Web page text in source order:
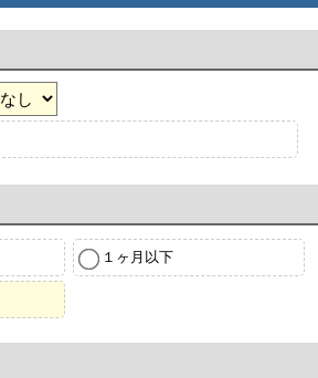
１ヶ月以下